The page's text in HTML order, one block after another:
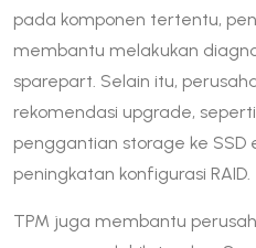
pada komponen tertentu,
membantu melakukan
sparepart. Selain itu,
rekomendasi upgrade,
penggantian storage ke SSD
peningkatan konfigurasi RAID.
TPM juga membantu